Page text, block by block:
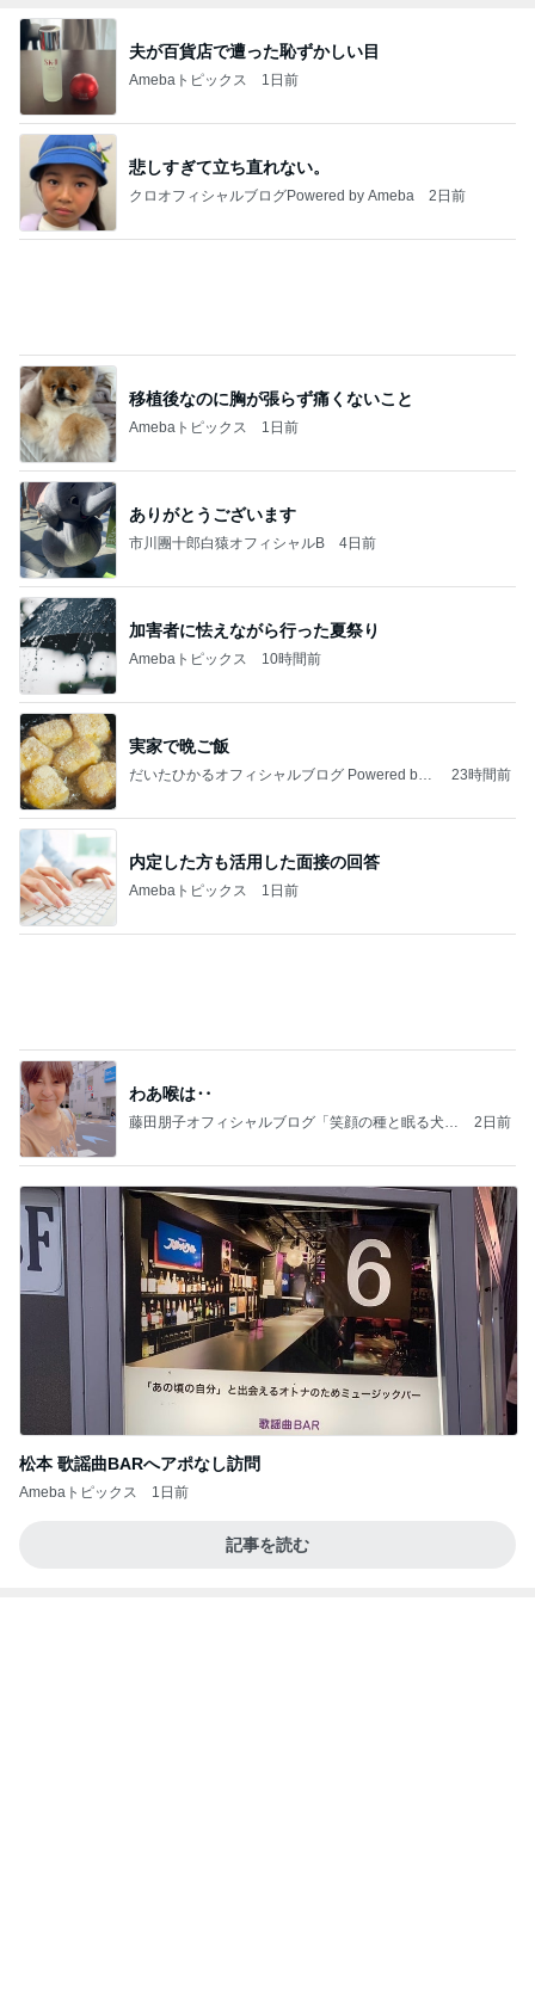
夫が百貨店で遭った恥ずかしい目
Amebaトピックス 1日前
悲しすぎて立ち直れない。
クロオフィシャルブログPowered by Ameba 2日前
移植後なのに胸が張らず痛くないこと
Amebaトピックス 1日前
ありがとうございます
市川團十郎白猿オフィシャルB 4日前
加害者に怯えながら行った夏祭り
Amebaトピックス 10時間前
実家で晩ご飯
だいたひかるオフィシャルブログ Powered by
23時間前
内定した方も活用した面接の回答
Amebaトピックス 1日前
わあ喉は‥
藤田朋子オフィシャルブログ「笑顔の種と眠る犬」
2日前
松本 歌謡曲BARへアポなし訪問
Amebaトピックス 1日前
記事を読む